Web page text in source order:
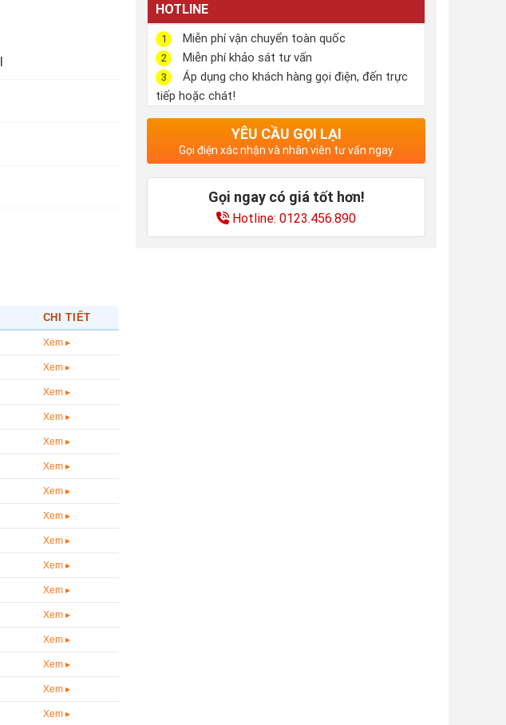
CHI TIẾT
Xem ▸
Xem ▸
Xem ▸
Xem ▸
Xem ▸
Xem ▸
Xem ▸
Xem ▸
Xem ▸
Xem ▸
Xem ▸
Xem ▸
Xem ▸
Xem ▸
Xem ▸
Xem ▸
HOTLINE
1 Miễn phí vận chuyển toàn quốc
2 Miễn phí khảo sát tư vấn
3
Áp dụng cho khách hàng gọi điện, đến trực
tiếp hoặc chát!
YÊU CẦU GỌI LẠI
Gọi điện xác nhận và nhân viên tư vấn ngay
Gọi ngay có giá tốt hơn!
Hotline: 0123.456.890